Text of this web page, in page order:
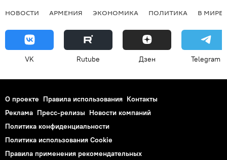
НОВОСТИ АРМЕНИЯ ЭКОНОМИКА ПОЛИТИКА В МИРЕ
VK Rutube Дзен Telegram
О проекте Правила использования Контакты
Реклама Пресс-релизы Новости компаний
Политика конфиденциальности
Политика использования Cookie
Правила применения рекомендательных